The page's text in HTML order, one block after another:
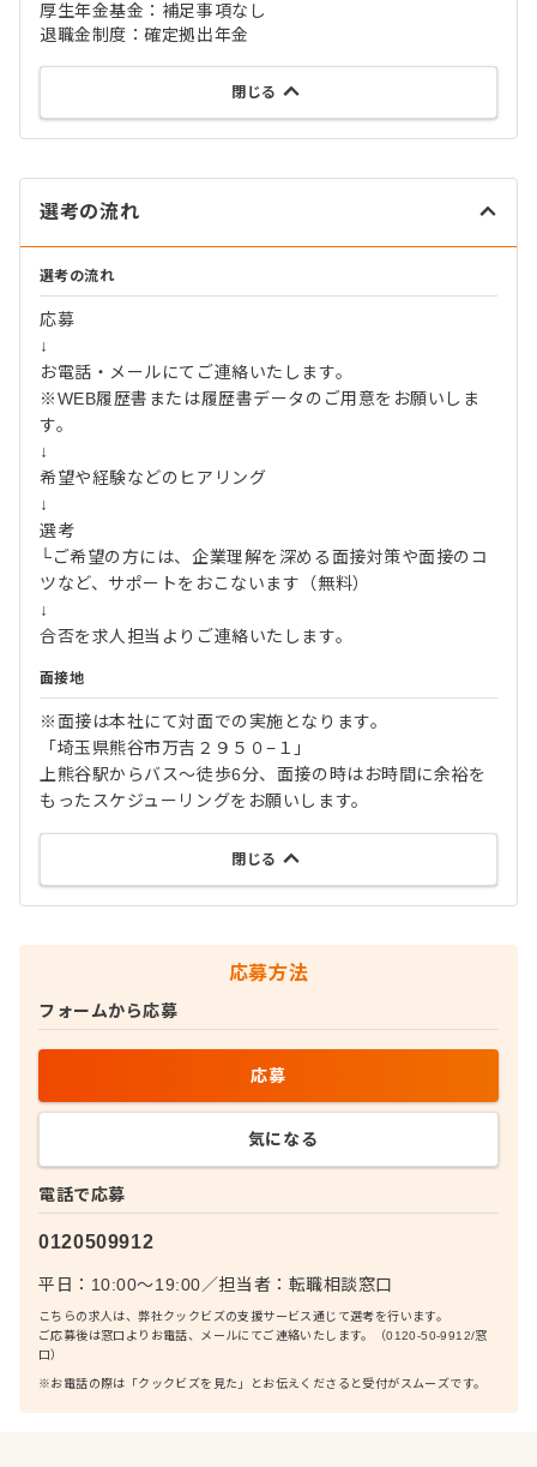
厚生年金基金：補足事項なし
退職金制度：確定拠出年金
閉じる
選考の流れ
選考の流れ
応募
↓
お電話・メールにてご連絡いたします。
※WEB履歴書または履歴書データのご用意をお願いしま
す。
↓
希望や経験などのヒアリング
↓
選考
└ご希望の方には、企業理解を深める面接対策や面接のコ
ツなど、サポートをおこないます（無料）
↓
合否を求人担当よりご連絡いたします。
面接地
※面接は本社にて対面での実施となります。
「埼玉県熊谷市万吉２９５０−１」
上熊谷駅からバス～徒歩6分、面接の時はお時間に余裕を
もったスケジューリングをお願いします。
閉じる
応募方法
電話で応募
0120509912
平日：10:00〜19:00／担当者： 転職相談窓口
こちらの求人は、弊社クックビズの支援サービス通じて選考を行います。
ご応募後は窓口よりお電話、メールにてご連絡いたします。（0120-50-9912/窓
口）
※お電話の際は「クックビズを見た」とお伝えくださると受付がスムーズです。
フォームから応募
応募
気になる